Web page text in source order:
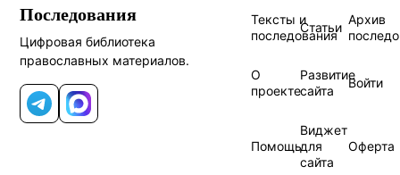
Последования
Цифровая библиотека
православных материалов.
Telegram
MAX
Тексты и
последования
Статьи
Архив
О
проекте
Развитие
сайта
Войти
Помощь
Виджет
для
сайта
Оферта